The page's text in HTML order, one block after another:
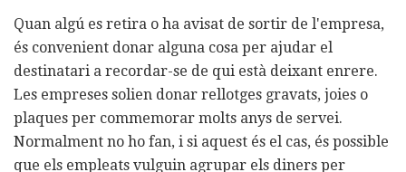
Quan algú es retira o ha avisat de sortir de l'empresa,
és convenient donar alguna cosa per ajudar el
destinatari a recordar-se de qui està deixant enrere.
Les empreses solien donar rellotges gravats, joies o
plaques per commemorar molts anys de servei.
Normalment no ho fan, i si aquest és el cas, és possible
que els empleats vulguin agrupar els diners per